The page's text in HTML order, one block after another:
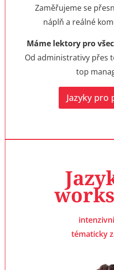
Zaměřujeme se
náplň a reálné
Máme lektory pro
Od administrativy přes
top
Jazyky pro
tématicky